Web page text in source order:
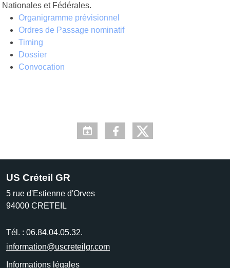
Nationales et Fédérales.
Organigramme prévisionnel
Ordres de Passage nominatif
Timing
Dossier
Convocation
US Créteil GR
5 rue d'Estienne d'Orves
94000 CRETEIL
Tél. : 06.84.04.05.32.
information@uscreteilgr.com
Informations légales